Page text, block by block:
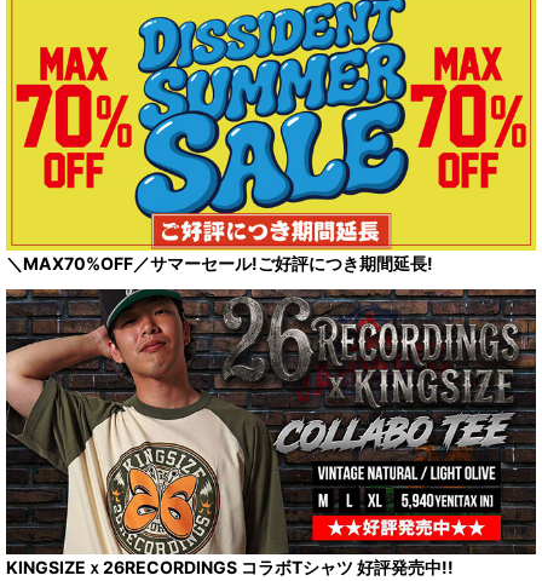
＼MAX70%OFF／サマーセール!ご好評につき期間延長!
KINGSIZEｘ26RECORDINGS コラボTシャツ 好評発売中!!